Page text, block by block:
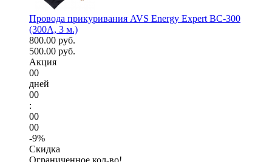
Провода прикуривания AVS Energy Expert BC-300
(300А, 3 м.)
800.00 руб.
500.00 руб.
Акция
00
дней
00
:
00
00
-9%
Скидка